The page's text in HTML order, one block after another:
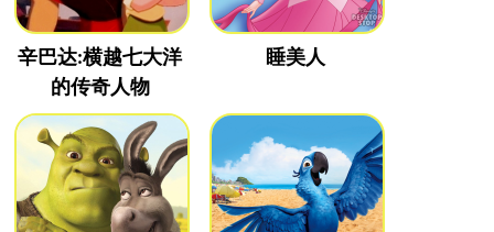
辛巴达:横越七大洋
的传奇人物
睡美人